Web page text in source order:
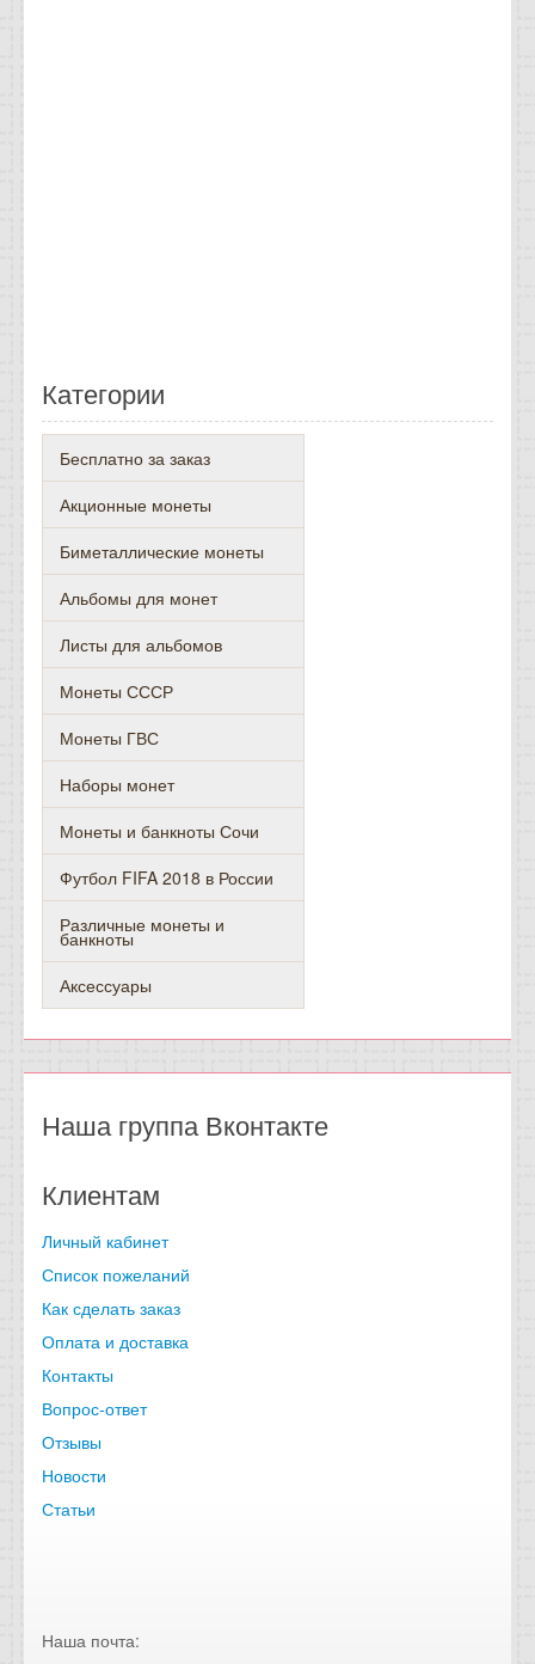
Категории
Бесплатно за заказ
Акционные монеты
Биметаллические монеты
Альбомы для монет
Листы для альбомов
Монеты СССР
Монеты ГВС
Наборы монет
Монеты и банкноты Сочи
Футбол FIFA 2018 в России
Различные монеты и
банкноты
Аксессуары
Наша группа Вконтакте
Клиентам
Личный кабинет
Список пожеланий
Как сделать заказ
Оплата и доставка
Контакты
Вопрос-ответ
Отзывы
Новости
Статьи
Наша почта: